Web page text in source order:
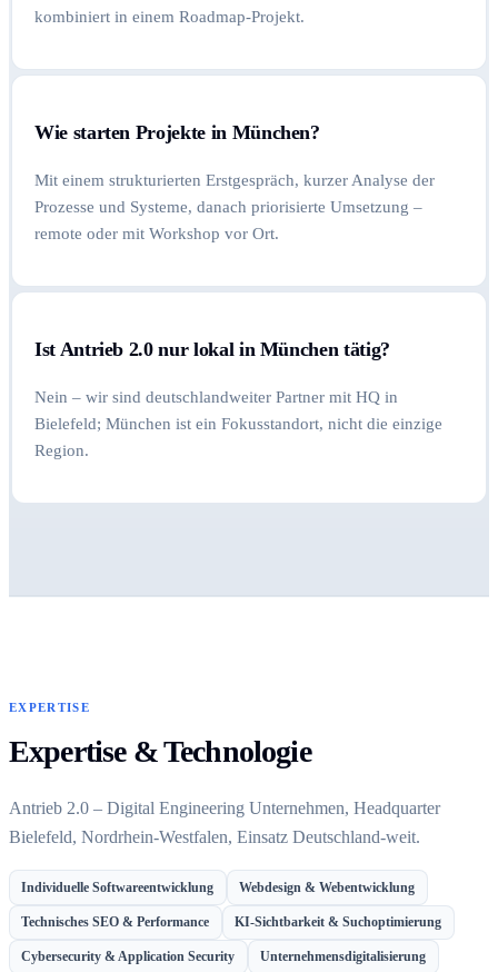
kombiniert in einem Roadmap-Projekt.
Wie starten Projekte in München?
Mit einem strukturierten Erstgespräch, kurzer Analyse der
Prozesse und Systeme, danach priorisierte Umsetzung –
remote oder mit Workshop vor Ort.
Ist Antrieb 2.0 nur lokal in München tätig?
Nein – wir sind deutschlandweiter Partner mit HQ in
Bielefeld; München ist ein Fokusstandort, nicht die einzige
Region.
EXPERTISE
Expertise & Technologie
Antrieb 2.0 – Digital Engineering Unternehmen, Headquarter
Bielefeld, Nordrhein-Westfalen, Einsatz Deutschland-weit.
Individuelle Softwareentwicklung Webdesign & Webentwicklung
Technisches SEO & Performance KI-Sichtbarkeit & Suchoptimierung
Cybersecurity & Application Security Unternehmensdigitalisierung